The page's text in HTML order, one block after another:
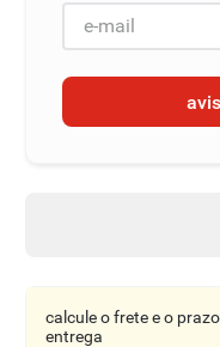
calcule o frete e o
entrega